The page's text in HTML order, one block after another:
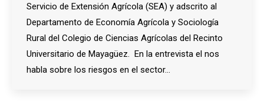
Servicio de Extensión Agrícola (SEA) y adscrito al
Departamento de Economía Agrícola y Sociología
Rural del Colegio de Ciencias Agrícolas del Recinto
Universitario de Mayagüez. En la entrevista el nos
habla sobre los riesgos en el sector…